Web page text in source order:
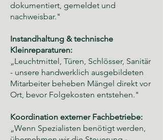
dokumentiert, gemeldet und
nachweisbar."
Instandhaltung & technische
Kleinreparaturen:
„Leuchtmittel, Türen, Schlösser, Sanitär
- unsere handwerklich ausgebildeten
Mitarbeiter beheben Mängel direkt vor
Ort, bevor Folgekosten entstehen."
Koordination externer Fachbetriebe:
„Wenn Spezialisten benötigt werden,